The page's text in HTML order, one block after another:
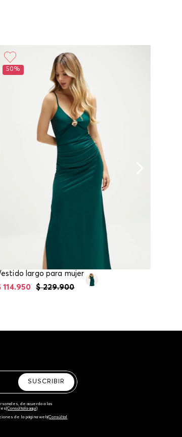
del producto en la dirección
50%
largo para mujer
$ 229.900
114.950
SUSCRIBIR
de acuerdo a las
(Consúltala aquí)
de la página web‎(Consúltal